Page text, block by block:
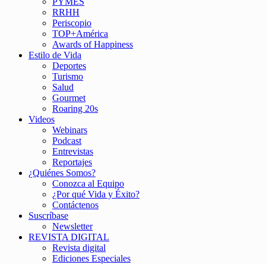
RRHH
Periscopio
TOP+América
Awards of Happiness
Estilo de Vida
Deportes
Turismo
Salud
Gourmet
Roaring 20s
Videos
Webinars
Podcast
Entrevistas
Reportajes
¿Quiénes Somos?
Conozca al Equipo
¿Por qué Vida y Éxito?
Contáctenos
Suscríbase
Newsletter
REVISTA DIGITAL
Revista digital
Ediciones Especiales